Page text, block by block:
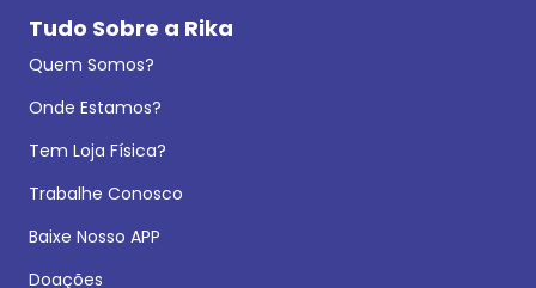
Tudo Sobre a Rika
Quem Somos?
Onde Estamos?
Tem Loja Física?
Trabalhe Conosco
Baixe Nosso APP
Doações